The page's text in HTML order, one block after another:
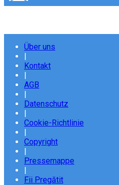
Über uns
|
Kontakt
|
AGB
|
Datenschutz
|
Cookie-Richtlinie
|
Copyright
|
Pressemappe
|
Fii Pregătit